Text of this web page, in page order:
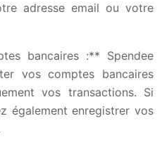
adresse email ou votre
bancaires :** Spendee
vos comptes bancaires
vos transactions. Si
également enregistrer vos